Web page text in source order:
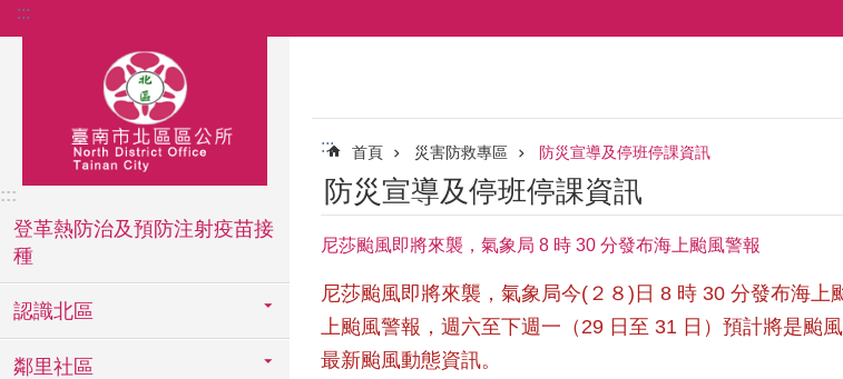
跳到主要內容區塊
:::
:::
登革熱防治及預防注射疫苗接
種
認識北區
鄰里社區
::: 首頁 災害防救專區 防災宣導及停班停課資訊
防災宣導及停班停課資訊
尼莎颱風即將來襲，氣象局 8 時 30 分發布海上颱風警報
尼莎颱風即將來襲， 氣象局今(２８)日 8 時 30 分發布海上
上颱風警報，週六至下週一（29 日至 31 日）預計將是颱
最新颱風動態資訊。